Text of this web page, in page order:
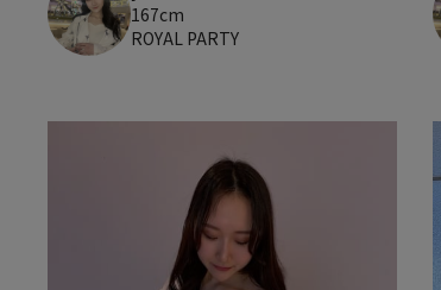
167cm
ROYAL PARTY